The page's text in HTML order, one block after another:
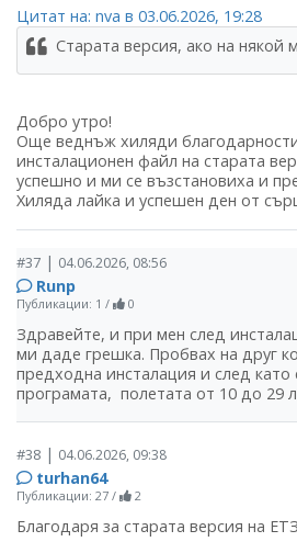
Цитат на: nva в 03.06.2026, 19:28
Старата версия, ако на някой
Добро утро!
Още веднъж хиляди
инсталационен файл на старата
успешно и ми се възстановиха и
Хиляда лайка и успешен ден от
#37 | 04.06.2026, 08:56
Runp
Публикации: 1 / 0
Здравейте, и при мен след
ми даде грешка. Пробвах на друг
предходна инсталация и след като
програмата, полетата от 10 до 29
#38 | 04.06.2026, 09:38
turhan64
Публикации: 27 / 2
Благодаря за старата версия на